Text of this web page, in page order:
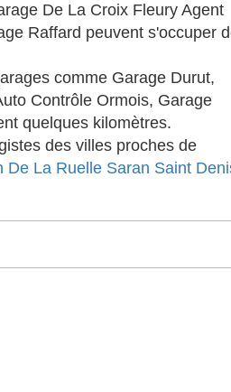
De La Croix Fleury Agent
Raffard peuvent s'occuper
comme Garage Durut,
Contrôle Ormois, Garage
quelques kilomètres.
des villes proches de
De La Ruelle Saran Saint